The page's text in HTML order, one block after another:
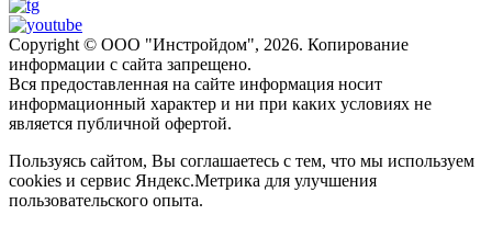
Copyright © ООО "Инстройдом", 2026. Копирование
информации с сайта запрещено.
Вся предоставленная на сайте информация носит
информационный характер и ни при каких условиях не
является публичной офертой.
Пользуясь сайтом, Вы соглашаетесь с тем, что мы используем
cookies и сервис Яндекс.Метрика для улучшения
пользовательского опыта.